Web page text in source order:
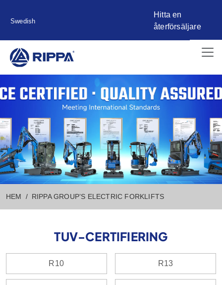
Swedish
Hitta en
återförsäljare
HEM RIPPA GROUP’S ELECTRIC FORKLIFTS
TUV-CERTIFIERING
R10 R13